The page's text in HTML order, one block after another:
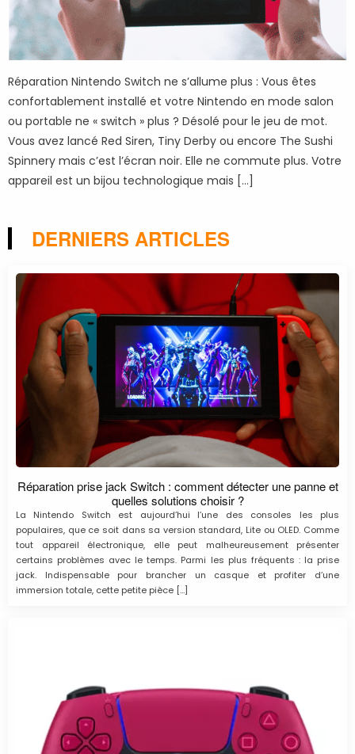
Réparation Nintendo Switch ne s’allume plus : Vous êtes
confortablement installé et votre Nintendo en mode salon
ou portable ne « switch » plus ? Désolé pour le jeu de mot.
Vous avez lancé Red Siren, Tiny Derby ou encore The Sushi
Spinnery mais c’est l’écran noir. Elle ne commute plus. Votre
appareil est un bijou technologique mais […]
DERNIERS ARTICLES
Réparation prise jack Switch : comment détecter une panne et
quelles solutions choisir ?
La Nintendo Switch est aujourd’hui l’une des consoles les plus
populaires, que ce soit dans sa version standard, Lite ou OLED. Comme
tout appareil électronique, elle peut malheureusement présenter
certains problèmes avec le temps. Parmi les plus fréquents : la prise
jack. Indispensable pour brancher un casque et profiter d’une
immersion totale, cette petite pièce […]